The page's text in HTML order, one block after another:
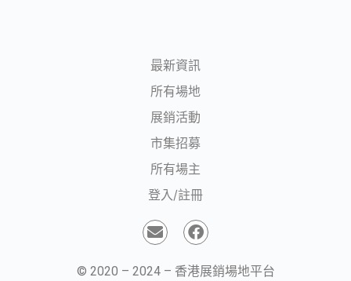
最新資訊
所有場地
展銷活動
市集招募
所有場主
登入/註冊
© 2020 – 2024 – 香港展銷場地平台